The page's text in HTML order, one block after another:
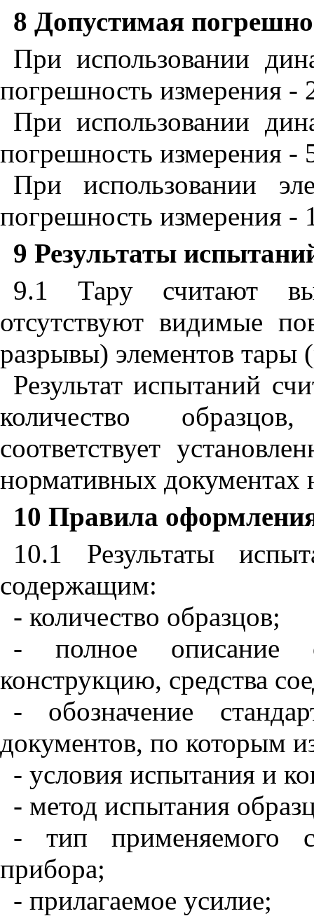
8 Допустимая
При использовании
погрешность измерения -
При использовании
погрешность измерения -
При использовании
погрешность измерения -
9 Результаты
9.1 Тару считают
отсутствуют видимые
разрывы) элементов тары
Результат испытаний
количество
соответствует
нормативных документах
10 Правила
10.1 Результаты
содержащим:
- количество образцов;
- полное описание
конструкцию, средства
- обозначение
документов, по которым
- условия испытания и
- метод испытания
- тип применяемого
прибора;
- прилагаемое усилие;